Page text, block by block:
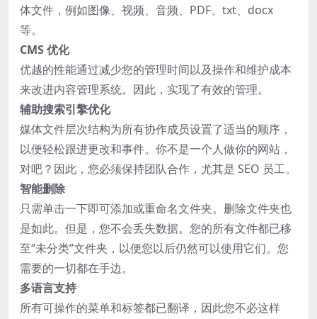
体文件，例如图像、视频、音频、PDF、txt、docx
等。
CMS 优化
优越的性能通过减少您的管理时间以及操作和维护成本
来改进内容管理系统。因此，实现了有效的管理。
辅助搜索引擎优化
媒体文件层次结构为所有协作成员设置了适当的顺序，
以便轻松跟进更改和事件。你不是一个人做你的网站，
对吧？因此，您必须保持团队合作，尤其是 SEO 员工。
智能删除
只需单击一下即可添加或重命名文件夹。删除文件夹也
是如此。但是，您不会丢失数据。您的所有文件都已移
至“未分类”文件夹，以便您以后仍然可以使用它们。您
需要的一切都在手边。
多语言支持
所有可操作的菜单和标签都已翻译，因此您不必这样